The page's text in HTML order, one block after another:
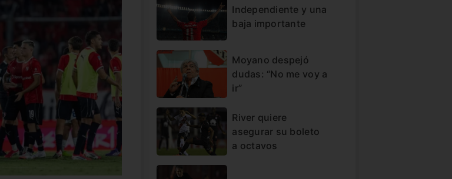
Independiente y una
baja importante
Moyano despejó
dudas: “No me voy a
ir”
River quiere
asegurar su boleto
a octavos